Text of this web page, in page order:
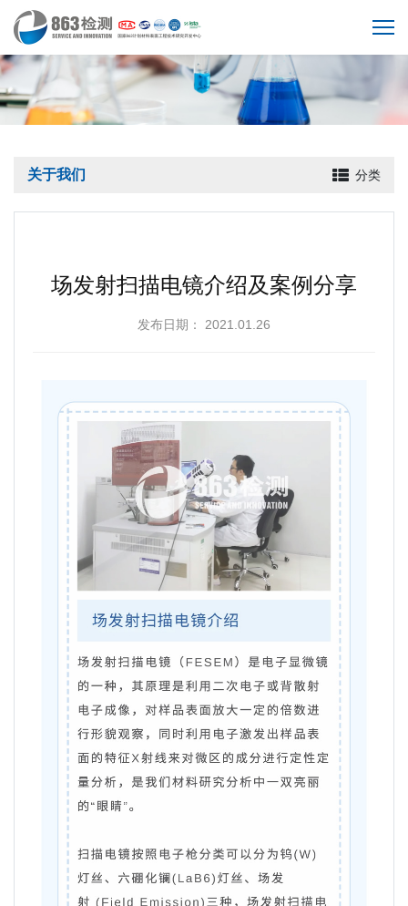
关于我们 分类
场发射扫描电镜介绍及案例分享
发布日期： 2021.01.26